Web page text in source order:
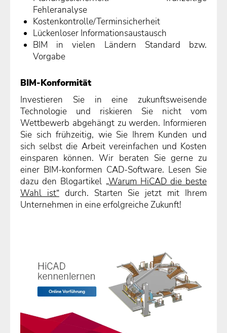
Fehleranalyse
Kostenkontrolle/Terminsicherheit
Lückenloser Informationsaustausch
BIM in vielen Ländern Standard bzw.
Vorgabe
BIM-Konformität
Investieren Sie in eine zukunftsweisende
Technologie und riskieren Sie nicht vom
Wettbewerb abgehängt zu werden. Informieren
Sie sich frühzeitig, wie Sie Ihrem Kunden und
sich selbst die Arbeit vereinfachen und Kosten
einsparen können. Wir beraten Sie gerne zu
einer BIM-konformen CAD-Software. Lesen Sie
dazu den Blogartikel „Warum HiCAD die beste
Wahl ist“durch. Starten Sie jetzt mit Ihrem
Unternehmen in eine erfolgreiche Zukunft!